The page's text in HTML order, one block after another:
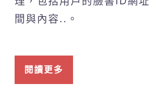
間與內容..。
閱讀更多